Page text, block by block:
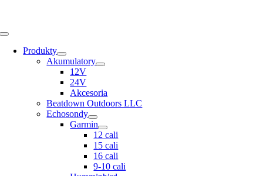
Toggle
NavigationProdukty
Akumulatory
12V
24V
Akcesoria
Beatdown Outdoors LLC
Echosondy
Garmin
12 cali
15 cali
16 cali
9-10 cali